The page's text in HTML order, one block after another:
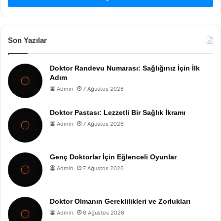
Son Yazılar
Doktor Randevu Numarası: Sağlığınız İçin İlk
Adım
Admin 7 Ağustos 2026
Doktor Pastası: Lezzetli Bir Sağlık İkramı
Admin 7 Ağustos 2026
Genç Doktorlar İçin Eğlenceli Oyunlar
Admin 7 Ağustos 2026
Doktor Olmanın Gereklilikleri ve Zorlukları
Admin 6 Ağustos 2026